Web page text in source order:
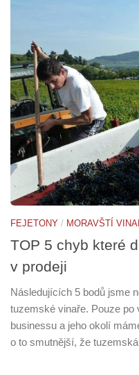
FEJETONY / MORAVŠTÍ
TOP 5 chyb které
v prodeji
Následujících 5 bodů jsme
tuzemské vinaře. Pouze po
businessu a jeho okolí
o to smutnější, že